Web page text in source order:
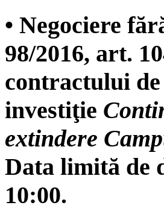
• Negociere
98/2016, art.
contractului
investiţie
extindere
Data limită de
10:00.